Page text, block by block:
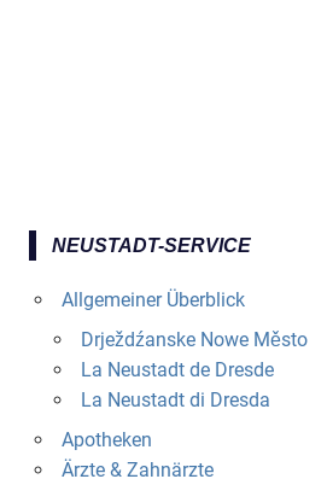
NEUSTADT-SERVICE
Allgemeiner Überblick
Drježdźanske Nowe Město
La Neustadt de Dresde
La Neustadt di Dresda
Apotheken
Ärzte & Zahnärzte